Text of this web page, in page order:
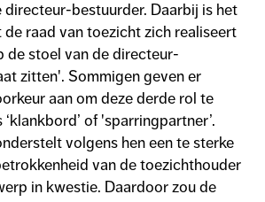
directeur-bestuurder. Daarbij is het
de raad van toezicht zich realiseert
de stoel van de directeur-
zitten'. Sommigen geven er
aan om deze derde rol te
‘klankbord’ of 'sparringpartner’.
volgens hen een te sterke
van de toezichthouder
in kwestie. Daardoor zou de